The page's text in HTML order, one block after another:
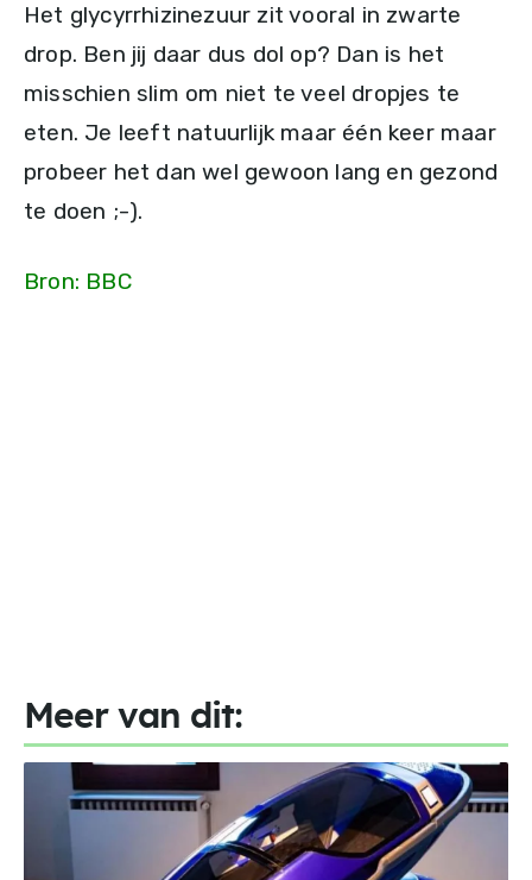
Het glycyrrhizinezuur zit vooral in zwarte
drop. Ben jij daar dus dol op? Dan is het
misschien slim om niet te veel dropjes te
eten. Je leeft natuurlijk maar één keer maar
probeer het dan wel gewoon lang en gezond
te doen ;-).
Bron: BBC
Meer van dit: